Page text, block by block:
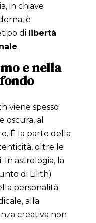
in chiave
è
di libertà
.
e nella
viene spesso
oscura, al
È la parte della
oltre le
In astrologia, la
di Lilith)
personalità
alla
creativa non